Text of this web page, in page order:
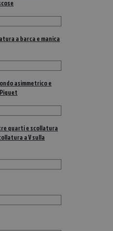
a barca e manica
asimmetrico e
quarti e scollatura
a V sulla